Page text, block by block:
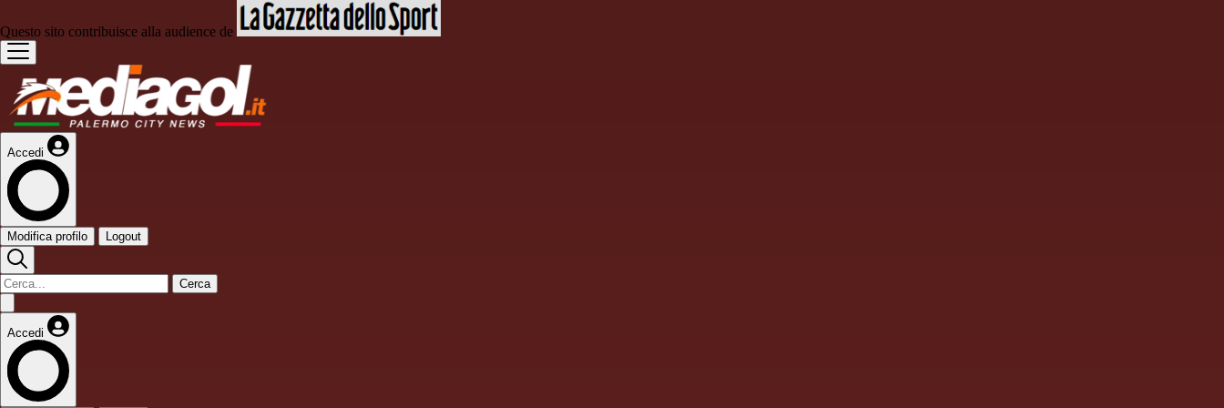
Questo sito contribuisce alla audience de
Accedi
Modifica profilo Logout
Cerca
Accedi